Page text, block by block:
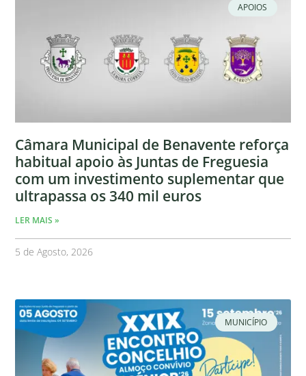
APOIOS
Câmara Municipal de Benavente reforça
habitual apoio às Juntas de Freguesia
com um investimento suplementar que
ultrapassa os 340 mil euros
LER MAIS »
5 de Agosto, 2026
MUNICÍPIO